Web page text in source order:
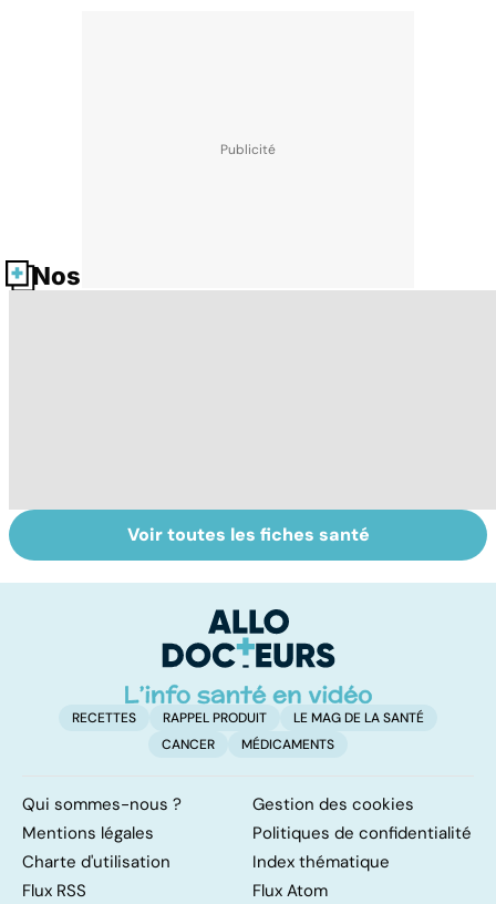
Nos fiches santé
Tout savoir sur
les infections
Inflammation des
amygdales : que
d'angine ?
Voir toutes les fiches santé
RECETTES RAPPEL PRODUIT
LE MAG DE LA SANTÉ
CANCER
MÉDICAMENTS
Qui sommes-nous ?
Gestion des cookies
Mentions légales
Politiques de confidentialité
Charte d'utilisation
Index thématique
Flux RSS
Flux Atom